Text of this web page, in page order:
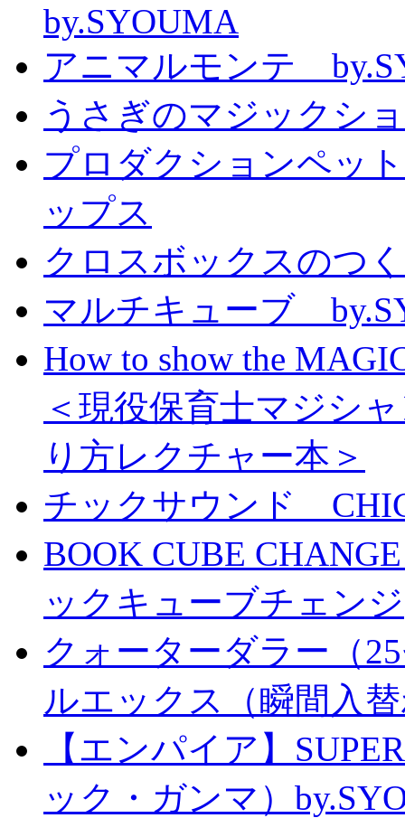
by.SYOUMA
アニマルモンテ
うさぎのマジックシ
プロダクションペッ
ップス
クロスボックスのつ
マルチキューブ
How to show the
＜現役保育士マジシ
り方レクチャー本＞
チックサウンド
BOOK CUBE
ックキューブチェンジ
クォーターダラー（
ルエックス（瞬間入
【エンパイア】
ック・ガンマ）